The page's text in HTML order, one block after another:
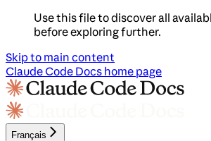
Use this file to discover all
before exploring further.
Skip to main content
Claude Code Docs home page
Français